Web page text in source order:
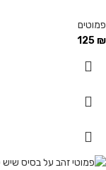
פמוטים
125₪